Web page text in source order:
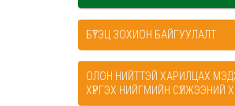
БҮТЭЦ ЗОХИОН БАЙГУУЛАЛТ
ОЛОН НИЙТТЭЙ ХАРИЛЦАХ
ХҮРГЭХ НИЙГМИЙН СҮЛЖЭЭНИЙ